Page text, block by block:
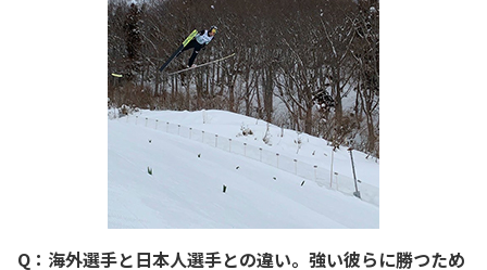
Q：海外選手と日本人選手との違い。強い彼らに勝つため